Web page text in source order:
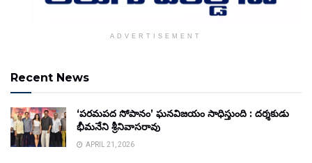
ADVERTISEMENT
Recent News
‘పరమపద సోపానం’ ఘనవిజయం సాధిస్తుంది : దర్శకుడు
భీమనేని శ్రీనివాసరావు
APRIL 21, 2026